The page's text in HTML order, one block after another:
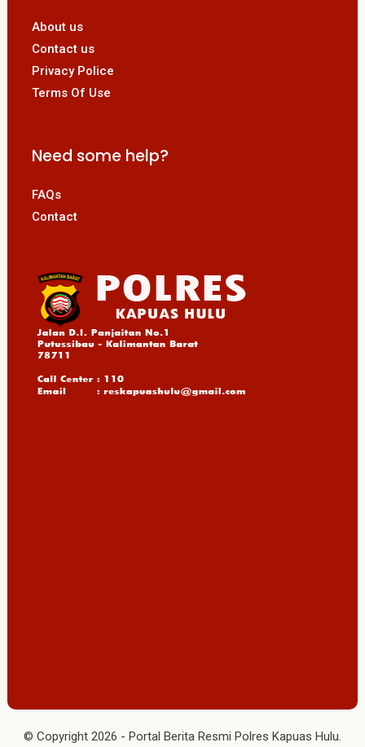
About us
Contact us
Privacy Police
Terms Of Use
Need some help?
FAQs
Contact
© Copyright 2026 - Portal Berita Resmi Polres Kapuas Hulu.